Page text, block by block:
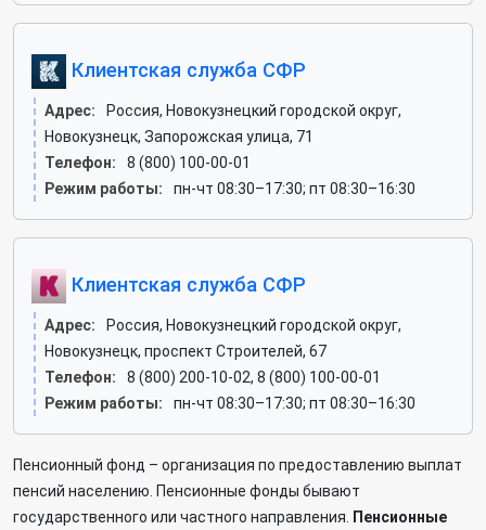
Клиентская служба СФР
Адрес:
Россия, Новокузнецкий городской округ,
Новокузнецк, Запорожская улица, 71
Телефон:
8 (800) 100-00-01
Режим работы:
пн-чт 08:30–17:30; пт 08:30–16:30
Клиентская служба СФР
Адрес:
Россия, Новокузнецкий городской округ,
Новокузнецк, проспект Строителей, 67
Телефон:
8 (800) 200-10-02, 8 (800) 100-00-01
Режим работы:
пн-чт 08:30–17:30; пт 08:30–16:30
Пенсионный фонд – организация по предоставлению выплат
пенсий населению. Пенсионные фонды бывают
государственного или частного направления.
Пенсионные